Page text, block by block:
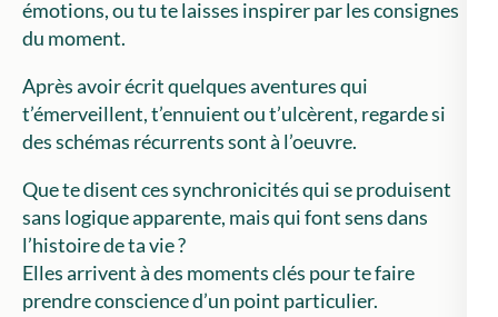
émotions, ou tu te laisses inspirer par les consignes
du moment.
Après avoir écrit quelques aventures qui
t’émerveillent, t’ennuient ou t’ulcèrent, regarde si
des schémas récurrents sont à l’oeuvre.
Que te disent ces synchronicités qui se produisent
sans logique apparente, mais qui font sens dans
l’histoire de ta vie ?
Elles arrivent à des moments clés pour te faire
prendre conscience d’un point particulier.